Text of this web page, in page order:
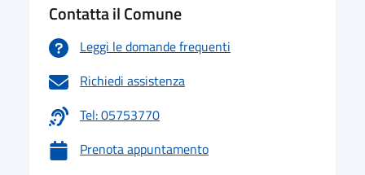
Contatta il Comune
Leggi le domande frequenti
Richiedi assistenza
Tel: 05753770
Prenota appuntamento